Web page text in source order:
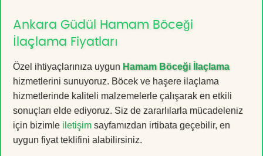
Ankara Güdül Hamam Böceği
İlaçlama Fiyatları
Özel ihtiyaçlarınıza uygun Hamam Böceği İlaçlama
hizmetlerini sunuyoruz. Böcek ve haşere ilaçlama
hizmetlerinde kaliteli malzemelerle çalışarak en etkili
sonuçları elde ediyoruz. Siz de zararlılarla mücadeleniz
için bizimle iletişim sayfamızdan irtibata geçebilir, en
uygun fiyat teklifini alabilirsiniz.